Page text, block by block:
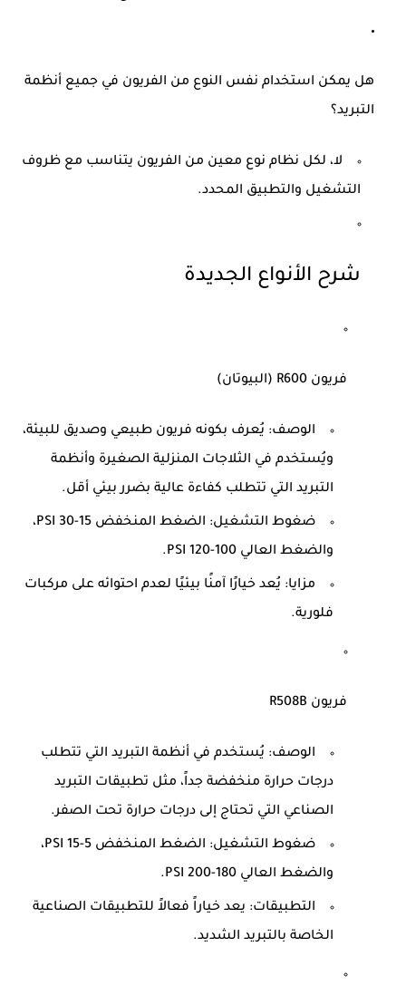
هل يمكن استخدام نفس النوع من الفريون في جميع أنظمة
التبريد؟
لا، لكل نظام نوع معين من الفريون يتناسب مع ظروف
التشغيل والتطبيق المحدد.
شرح الأنواع الجديدة
فريون R600 (البيوتان)
الوصف: يُعرف بكونه فريون طبيعي وصديق للبيئة،
ويُستخدم في الثلاجات المنزلية الصغيرة وأنظمة
التبريد التي تتطلب كفاءة عالية بضرر بيئي أقل.
ضغوط التشغيل
: الضغط المنخفض 15-30 PSI،
والضغط العالي 100-120 PSI.
مزايا: يُعد خيارًا آمنًا بيئيًا لعدم احتوائه على مركبات
فلورية.
فريون R508B
الوصف: يُستخدم في أنظمة التبريد التي تتطلب
درجات حرارة منخفضة جداً، مثل تطبيقات التبريد
الصناعي التي تحتاج إلى درجات حرارة تحت الصفر.
ضغوط التشغيل
: الضغط المنخفض 5-15 PSI،
والضغط العالي 180-200 PSI.
التطبيقات: يعد خياراً فعالاً للتطبيقات الصناعية
الخاصة بالتبريد الشديد.